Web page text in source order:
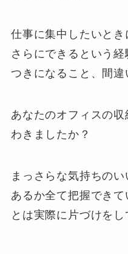
仕事に集中したいと
さらにできるという
つきになること、間違
あなたのオフィスの
わきましたか？
まっさらな気持ちの
あるか全て把握でき
とは実際に片づけをし